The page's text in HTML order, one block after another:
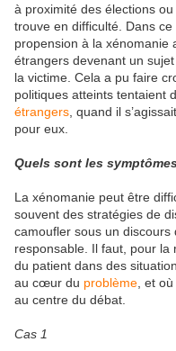
à proximité des élections
trouve en difficulté. Dans
propension à la xénomanie
étrangers devenant un
la victime. Cela a pu faire
politiques atteints tentaient
étrangers , quand il
pour eux.
Quels sont les
La xénomanie peut être
souvent des stratégies de
camoufler sous un discours
responsable. Il faut, pour la
du patient dans des
au cœur du problème , et
au centre du débat.
Cas 1